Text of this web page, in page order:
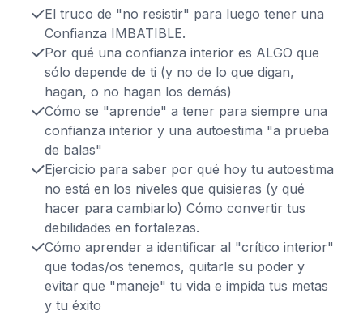
El truco de "no resistir" para luego tener una
Confianza IMBATIBLE.
Por qué una confianza interior es ALGO que
sólo depende de ti (y no de lo que digan,
hagan, o no hagan los demás)
Cómo se "aprende" a tener para siempre una
confianza interior y una autoestima "a prueba
de balas"
Ejercicio para saber por qué hoy tu autoestima
no está en los niveles que quisieras (y qué
hacer para cambiarlo) Cómo convertir tus
debilidades en fortalezas.
Cómo aprender a identificar al "crítico interior"
que todas/os tenemos, quitarle su poder y
evitar que "maneje" tu vida e impida tus metas
y tu éxito